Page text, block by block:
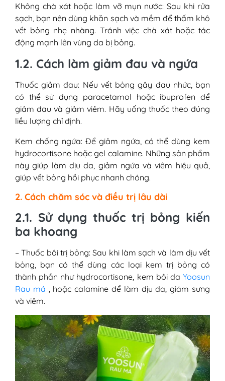
Không chà xát hoặc làm vỡ mụn nước: Sau khi rửa
sạch, bạn nên dùng khăn sạch và mềm để thấm khô
vết bỏng nhẹ nhàng. Tránh việc chà xát hoặc tác
động mạnh lên vùng da bị bỏng.
1.2. Cách làm giảm đau và ngứa
Thuốc giảm đau: Nếu vết bỏng gây đau nhức, bạn
có thể sử dụng paracetamol hoặc ibuprofen để
giảm đau và giảm viêm. Hãy uống thuốc theo đúng
liều lượng chỉ định.
Kem chống ngứa: Để giảm ngứa, có thể dùng kem
hydrocortisone hoặc gel calamine. Những sản phẩm
này giúp làm dịu da, giảm ngứa và viêm hiệu quả,
giúp vết bỏng hồi phục nhanh chóng.
2. Cách chăm sóc và điều trị lâu dài
2.1. Sử dụng thuốc trị bỏng kiến
ba khoang
– Thuốc bôi trị bỏng: Sau khi làm sạch và làm dịu vết
bỏng, bạn có thể dùng các loại kem trị bỏng có
thành phần như hydrocortisone, kem bôi da Yoosun
Rau má , hoặc calamine để làm dịu da, giảm sưng
và viêm.